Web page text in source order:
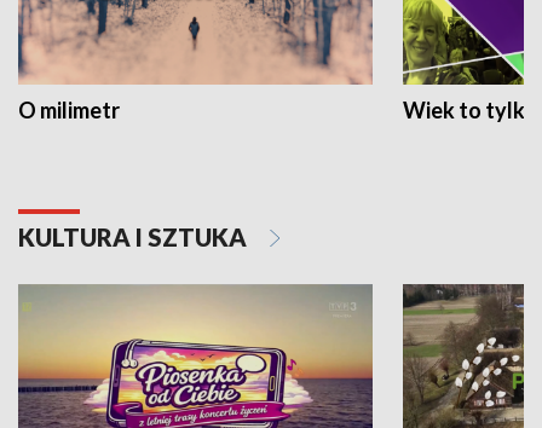
O milimetr Wiek to tylko
KULTURA I SZTUKA